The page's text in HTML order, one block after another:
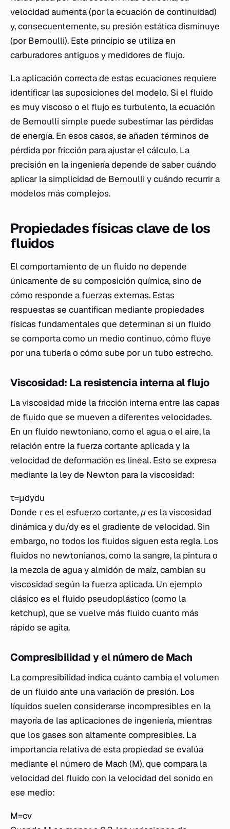
velocidad aumenta (por la ecuación de continuidad)
y, consecuentemente, su presión estática disminuye
(por Bernoulli). Este principio se utiliza en
carburadores antiguos y medidores de flujo.
La aplicación correcta de estas ecuaciones requiere
identificar las suposiciones del modelo. Si el fluido
es muy viscoso o el flujo es turbulento, la ecuación
de Bernoulli simple puede subestimar las pérdidas
de energía. En esos casos, se añaden términos de
pérdida por fricción para ajustar el cálculo. La
precisión en la ingeniería depende de saber cuándo
aplicar la simplicidad de Bernoulli y cuándo recurrir a
modelos más complejos.
Propiedades físicas clave de los
fluidos
El comportamiento de un fluido no depende
únicamente de su composición química, sino de
cómo responde a fuerzas externas. Estas
respuestas se cuantifican mediante propiedades
físicas fundamentales que determinan si un fluido
se comporta como un medio continuo, cómo fluye
por una tubería o cómo sube por un tubo estrecho.
Viscosidad: La resistencia interna al flujo
La viscosidad mide la fricción interna entre las capas
de fluido que se mueven a diferentes velocidades.
En un fluido newtoniano, como el agua o el aire, la
relación entre la fuerza cortante aplicada y la
velocidad de deformación es lineal. Esto se expresa
mediante la ley de Newton para la viscosidad:
τ=μdydu​
Donde τes el esfuerzo cortante,μes la viscosidad
dinámica ydu/dyes el gradiente de velocidad. Sin
embargo, no todos los fluidos siguen esta regla. Los
fluidos no newtonianos, como la sangre, la pintura o
la mezcla de agua y almidón de maíz, cambian su
viscosidad según la fuerza aplicada. Un ejemplo
clásico es el fluido pseudoplástico (como la
ketchup), que se vuelve más fluido cuanto más
rápido se agita.
Compresibilidad y el número de Mach
La compresibilidad indica cuánto cambia el volumen
de un fluido ante una variación de presión. Los
líquidos suelen considerarse incompresibles en la
mayoría de las aplicaciones de ingeniería, mientras
que los gases son altamente compresibles. La
importancia relativa de esta propiedad se evalúa
mediante el número de Mach (M), que compara la
velocidad del fluido con la velocidad del sonido en
ese medio:
M=cv​